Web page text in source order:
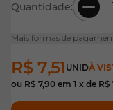
Quantidade:
Mais formas de
R$ 7,51 UNIDÀ
ou R$ 7,90 em 1 x de R$